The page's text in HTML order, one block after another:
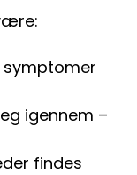
symptomer
igennem –
findes